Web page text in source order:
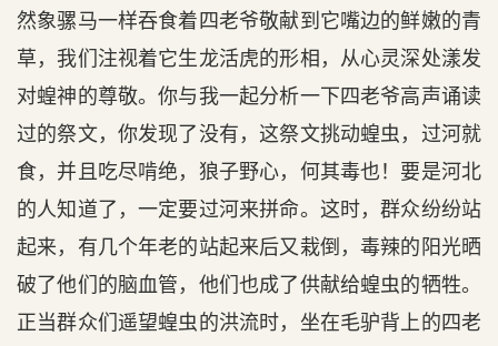
然象骡马一样吞食着四老爷敬献到它嘴边的鲜嫩的青
草，我们注视着它生龙活虎的形相，从心灵深处漾发
对蝗神的尊敬。你与我一起分析一下四老爷高声诵读
过的祭文，你发现了没有，这祭文挑动蝗虫，过河就
食，并且吃尽啃绝，狼子野心，何其毒也！要是河北
的人知道了，一定要过河来拼命。这时，群众纷纷站
起来，有几个年老的站起来后又栽倒，毒辣的阳光晒
破了他们的脑血管，他们也成了供献给蝗虫的牺牲。
正当群众们遥望蝗虫的洪流时，坐在毛驴背上的四老